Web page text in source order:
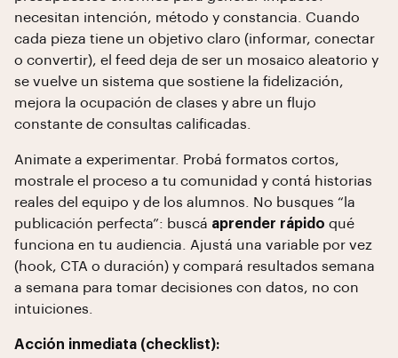
necesitan intención, método y constancia. Cuando
cada pieza tiene un objetivo claro (informar, conectar
o convertir), el feed deja de ser un mosaico aleatorio y
se vuelve un sistema que sostiene la fidelización,
mejora la ocupación de clases y abre un flujo
constante de consultas calificadas.
Animate a experimentar. Probá formatos cortos,
mostrale el proceso a tu comunidad y contá historias
reales del equipo y de los alumnos. No busques “la
publicación perfecta”: buscá aprender rápido qué
funciona en tu audiencia. Ajustá una variable por vez
(hook, CTA o duración) y compará resultados semana
a semana para tomar decisiones con datos, no con
intuiciones.
Acción inmediata (checklist):